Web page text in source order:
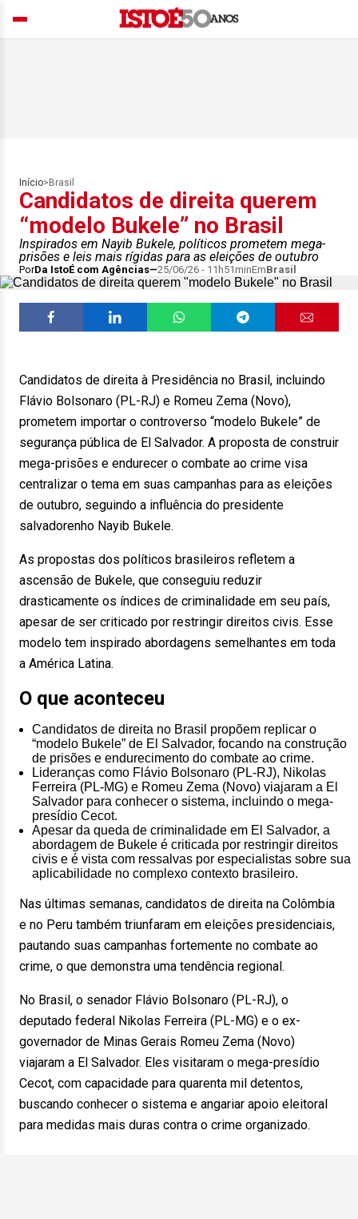
Início> Brasil
Candidatos de direita querem
“modelo Bukele” no Brasil
Inspirados em Nayib Bukele, políticos prometem mega-
prisões e leis mais rígidas para as eleições de outubro
PorDa IstoÉ com Agências 25/06/26 - 11h51minEmBrasil
Candidatos de direita à Presidência no Brasil, incluindo
Flávio Bolsonaro (PL-RJ) e Romeu Zema (Novo),
prometem importar o controverso “modelo Bukele” de
segurança pública de El Salvador. A proposta de construir
mega-prisões e endurecer o combate ao crime visa
centralizar o tema em suas campanhas para as eleições
de outubro, seguindo a influência do presidente
salvadorenho Nayib Bukele.
As propostas dos políticos brasileiros refletem a
ascensão de Bukele, que conseguiu reduzir
drasticamente os índices de criminalidade em seu país,
apesar de ser criticado por restringir direitos civis. Esse
modelo tem inspirado abordagens semelhantes em toda
a América Latina.
O que aconteceu
Candidatos de direita no Brasil propõem replicar o
“modelo Bukele” de El Salvador, focando na construção
de prisões e endurecimento do combate ao crime.
Lideranças como Flávio Bolsonaro (PL-RJ), Nikolas
Ferreira (PL-MG) e Romeu Zema (Novo) viajaram a El
Salvador para conhecer o sistema, incluindo o mega-
presídio Cecot.
Apesar da queda de criminalidade em El Salvador, a
abordagem de Bukele é criticada por restringir direitos
civis e é vista com ressalvas por especialistas sobre sua
aplicabilidade no complexo contexto brasileiro.
Nas últimas semanas, candidatos de direita na Colômbia
e no Peru também triunfaram em eleições presidenciais,
pautando suas campanhas fortemente no combate ao
crime, o que demonstra uma tendência regional.
No Brasil, o senador Flávio Bolsonaro (PL-RJ), o
deputado federal Nikolas Ferreira (PL-MG) e o ex-
governador de Minas Gerais Romeu Zema (Novo)
viajaram a El Salvador. Eles visitaram o mega-presídio
Cecot, com capacidade para quarenta mil detentos,
buscando conhecer o sistema e angariar apoio eleitoral
para medidas mais duras contra o crime organizado.